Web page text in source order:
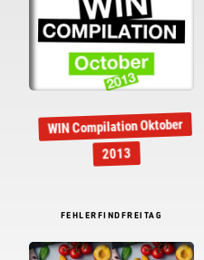
WIN Compilation Oktober
2013
FEHLERFINDFREITAG